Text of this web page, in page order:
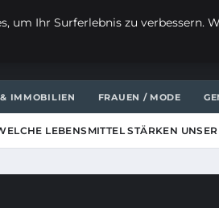
IMMOBILIEN FRAUEN / MODE
LEBENSMITTEL STÄRKEN
um Ihr Surferlebnis zu verbessern.